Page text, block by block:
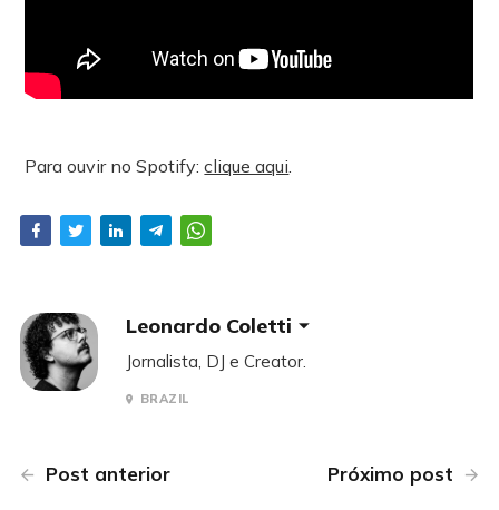
Para ouvir no Spotify:clique aqui
Leonardo Coletti
Jornalista, DJ e Creator.
BRAZIL
Post anterior Próximo post